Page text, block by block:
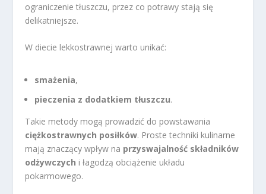
ograniczenie tłuszczu, przez co potrawy stają się
delikatniejsze.
W diecie lekkostrawnej warto unikać:
smażenia,
pieczenia z dodatkiem tłuszczu.
Takie metody mogą prowadzić do powstawania
ciężkostrawnych posiłków. Proste techniki kulinarne
mają znaczący wpływ na przyswajalność składników
odżywczych i łagodzą obciążenie układu
pokarmowego.